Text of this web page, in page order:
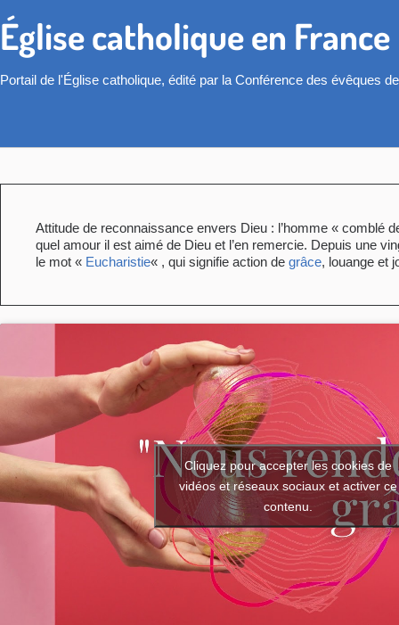
Église catholique en France
Portail de l'Église catholique, édité par la Conférence des évêques
Attitude de reconnaissance envers Dieu : l’homme « comblé
quel amour il est aimé de Dieu et l’en remercie. Depuis une
le mot « Eucharistie« , qui signifie action de grâce, louange et
Cliquez pour accepter les cookies de
vidéos et réseaux sociaux et activer ce
contenu.